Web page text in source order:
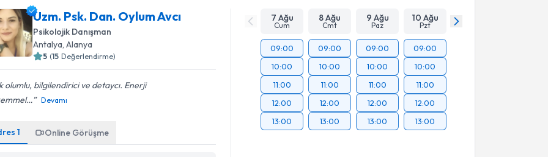
Uzm. Psk. Dan. Oylum Avcı
Psikolojik Danışman
Antalya, Alanya
5 (15 Değerlendirme)
olumlu, bilgilendirici ve detaycı. Enerji
Devamı
1 Online Görüşme
7 Ağu
Cum
8 Ağu
Cmt
9 Ağu
Paz
10 Ağu
Pzt
09:00
10:00
11:00
12:00
13:00
09:00
10:00
11:00
12:00
13:00
09:00
10:00
11:00
12:00
13:00
09:00
10:00
11:00
12:00
13:00